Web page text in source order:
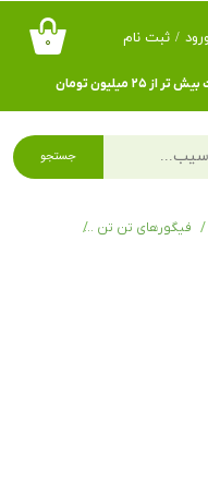
۰ ورود / ثبت نام
تومان
جستجو
فیگورهای تن تن